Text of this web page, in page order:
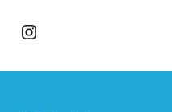
Instagram